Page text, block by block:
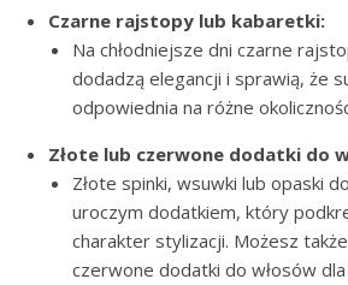
Czarne rajstopy lub kabaretki:
Na chłodniejsze dni czarne
dodadzą elegancji i sprawią, że
odpowiednia na różne
Złote lub czerwone dodatki do
Złote spinki, wsuwki lub opaski
uroczym dodatkiem, który
charakter stylizacji. Możesz
czerwone dodatki do włosów